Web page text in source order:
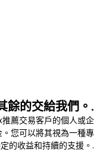
餘的交給我們。.
薦交易客戶的個人或企
您可以將其視為一種專
的收益和持續的支援。.